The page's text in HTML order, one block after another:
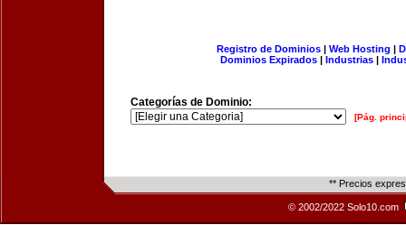
Registro de Dominios| Web Hosting |
Dominios Expirados | Industrias |
Categorías de Dominio:
[Pág.
** Precios
© 2002/2022 Solo10.com